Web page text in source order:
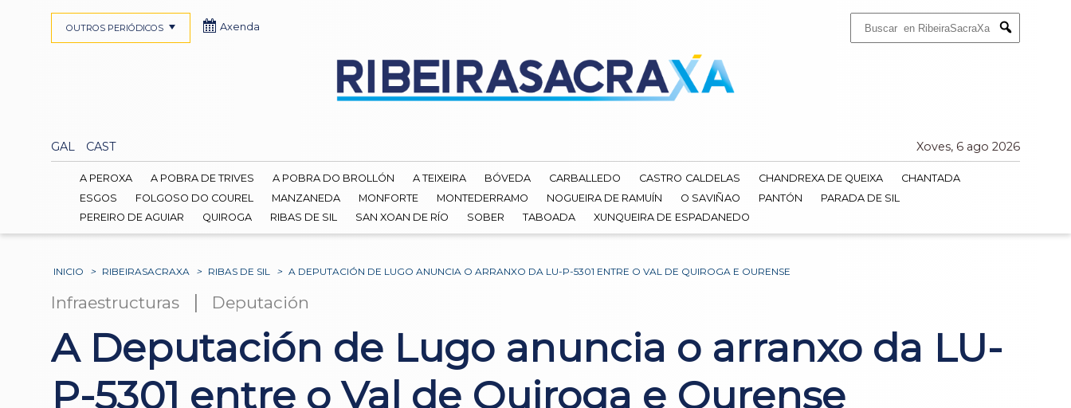
Submit
GAL CAST Xoves, 6 ago 2026
OUTROS PERIÓDICOS Axenda
A PEROXA A POBRA DE TRIVES A POBRA DO BROLLÓN A TEIXEIRA BÓVEDA CARBALLEDO CASTRO CALDELAS CHANDREXA DE QUEIXA
CHANTADA
ESGOS
FOLGOSO DO COUREL MANZANEDA MONFORTE MONTEDERRAMO NOGUEIRA DE RAMUÍN O SAVIÑAO PANTÓN
PARADA DE SIL
PEREIRO DE AGUIAR
QUIROGA RIBAS DE SIL SAN XOAN DE RÍO SOBER TABOADA XUNQUEIRA DE ESPADANEDO
INICIO > RIBEIRASACRAXA > RIBAS DE SIL > A DEPUTACIÓN DE LUGO ANUNCIA O ARRANXO DA LU-P-5301 ENTRE O VAL DE QUIROGA E OURENSE
Infraestructuras | Deputación
A Deputación de Lugo anuncia o arranxo da LU-
P-5301 entre o Val de Quiroga e Ourense